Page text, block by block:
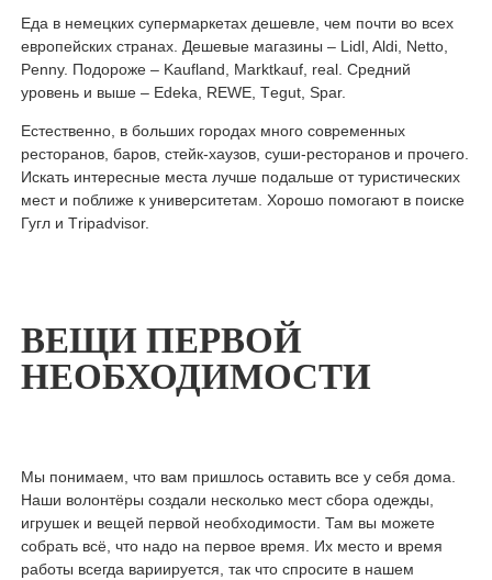
Еда в немецких супермаркетах дешевле, чем почти во всех
европейских странах. Дешевые магазины – Lidl, Aldi, Netto,
Penny. Подороже – Kaufland, Marktkauf, real. Средний
уровень и выше – Edeka, REWE, Тegut, Spar.
Естественно, в больших городах много современных
ресторанов, баров, стейк-хаузов, суши-ресторанов и прочего.
Искать интересные места лучше подальше от туристических
мест и поближе к университетам. Хорошо помогают в поиске
Гугл и Тripadvisor.
ВЕЩИ ПЕРВОЙ
НЕОБХОДИМОСТИ
Мы понимаем, что вам пришлось оставить все у себя дома.
Наши волонтёры создали несколько мест сбора одежды,
игрушек и вещей первой необходимости. Там вы можете
собрать всё, что надо на первое время. Их место и время
работы всегда вариируется, так что спросите в нашем